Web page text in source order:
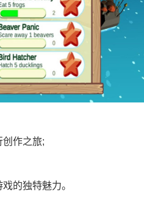
作之旅;
的独特魅力。